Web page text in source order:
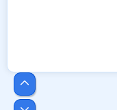
أعلى